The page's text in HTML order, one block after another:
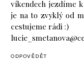
víkendech jezdíme
je na to zvyklý od
cestujeme rádi :)
ODPOVĚDĚT